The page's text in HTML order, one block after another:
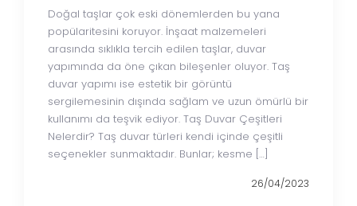
Doğal taşlar çok eski dönemlerden bu yana
popülaritesini koruyor. İnşaat malzemeleri
arasında sıklıkla tercih edilen taşlar, duvar
yapımında da öne çıkan bileşenler oluyor. Taş
duvar yapımı ise estetik bir görüntü
sergilemesinin dışında sağlam ve uzun ömürlü bir
kullanımı da teşvik ediyor. Taş Duvar Çeşitleri
Nelerdir? Taş duvar türleri kendi içinde çeşitli
seçenekler sunmaktadır. Bunlar; kesme […]
26/04/2023